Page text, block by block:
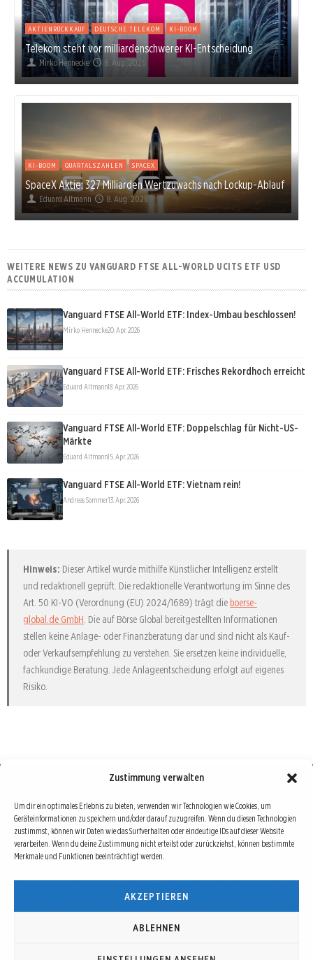
Zustimmung verwalten
Um dir ein optimales Erlebnis zu bieten, verwenden wir Technologien wie Cookies, um
Geräteinformationen zu speichern und/oder darauf zuzugreifen. Wenn du diesen Technologien
zustimmst, können wir Daten wie das Surfverhalten oder eindeutige IDs auf dieser Website
verarbeiten. Wenn du deine Zustimmung nicht erteilst oder zurückziehst, können bestimmte
Merkmale und Funktionen beeinträchtigt werden.
AKZEPTIEREN
ABLEHNEN
AKTIENRÜCKKAUF DEUTSCHE TELEKOM KI-BOOM
Telekom steht vor milliardenschwerer KI-Entscheidung
Mirko Hennecke 8. Aug. 2026
KI-BOOM QUARTALSZAHLEN SPACEX
SpaceX Aktie: 327 Milliarden Wertzuwachs nach Lockup-Ablauf
Eduard Altmann 8. Aug. 2026
WEITERE NEWS ZU VANGUARD FTSE ALL-WORLD UCITS ETF USD
ACCUMULATION
Vanguard FTSE All-World ETF: Index-Umbau beschlossen!
Mirko Hennecke20. Apr. 2026
Vanguard FTSE All-World ETF: Frisches Rekordhoch erreicht
Eduard Altmann18. Apr. 2026
Vanguard FTSE All-World ETF: Doppelschlag für Nicht-US-
Märkte
Eduard Altmann15. Apr. 2026
Vanguard FTSE All-World ETF: Vietnam rein!
Andreas Sommer13. Apr. 2026
Hinweis: Dieser Artikel wurde mithilfe Künstlicher Intelligenz erstellt
und redaktionell geprüft. Die redaktionelle Verantwortung im Sinne des
Art. 50 KI-VO (Verordnung (EU) 2024/1689) trägt die boerse-
global.de GmbH. Die auf Börse Global bereitgestellten Informationen
stellen keine Anlage- oder Finanzberatung dar und sind nicht als Kauf-
oder Verkaufsempfehlung zu verstehen. Sie ersetzen keine individuelle,
fachkundige Beratung. Jede Anlageentscheidung erfolgt auf eigenes
Risiko.
Börse : lokal, international, global
Erfolgreiche Börsengeschäfte bedingen vor allem drei Dinge: Verlässliche Informationen,
richtige Interpretationen und unabhängige Informationsquellen. Diese drei Bausteine sind
auch die redaktionelle Leitlinie von Börse Global.
Hinter Börse Global steht ein Team von erfahrenen Finanzjournalisten, die zum Teil schon
seit Jahrzehnten Börse in all ihren Facetten leben und mit diesem Internetprojekt
interessierten Lesern und Investoren ein Angebot machen wollen, sich über spannende
Entwicklungen, Tendenzen, Chancen und Risiken von Börsen-Investments zu informieren.